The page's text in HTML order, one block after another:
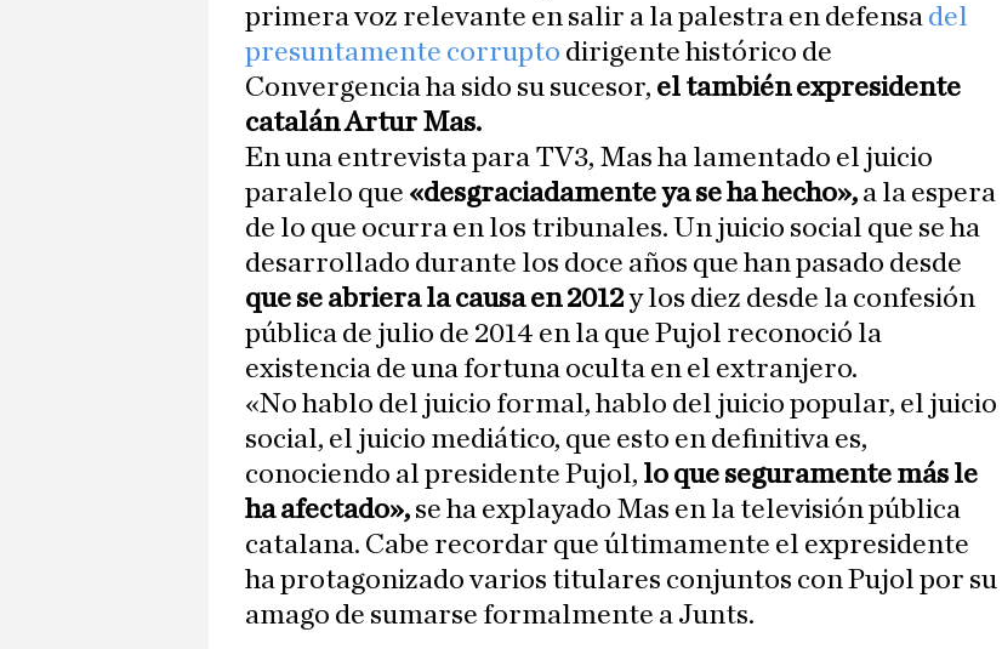
primera voz relevante en salir a la palestra en defensa del
presuntamente corrupto dirigente histórico de
Convergencia ha sido su sucesor, el también expresidente
catalán Artur Mas.
En una entrevista para TV3, Mas ha lamentado el juicio
paralelo que «desgraciadamente ya se ha hecho», a la espera
de lo que ocurra en los tribunales. Un juicio social que se ha
desarrollado durante los doce años que han pasado desde
que se abriera la causa en 2012y los diez desde la confesión
pública de julio de 2014 en la que Pujol reconoció la
existencia de una fortuna oculta en el extranjero.
«No hablo del juicio formal, hablo del juicio popular, el juicio
social, el juicio mediático, que esto en definitiva es,
conociendo al presidente Pujol, lo que seguramente más le
ha afectado», se ha explayado Mas en la televisión pública
catalana. Cabe recordar que últimamente el expresidente
ha protagonizado varios titulares conjuntos con Pujol por su
amago de sumarse formalmente a Junts.